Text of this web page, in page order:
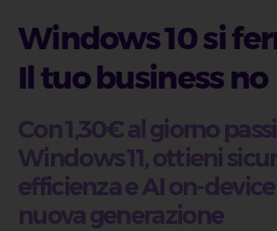
Windows 10 si
Il tuo business no
Con 1,30€ al giorno
Windows 11, ottieni
efficienza e AI on-
nuova generazione